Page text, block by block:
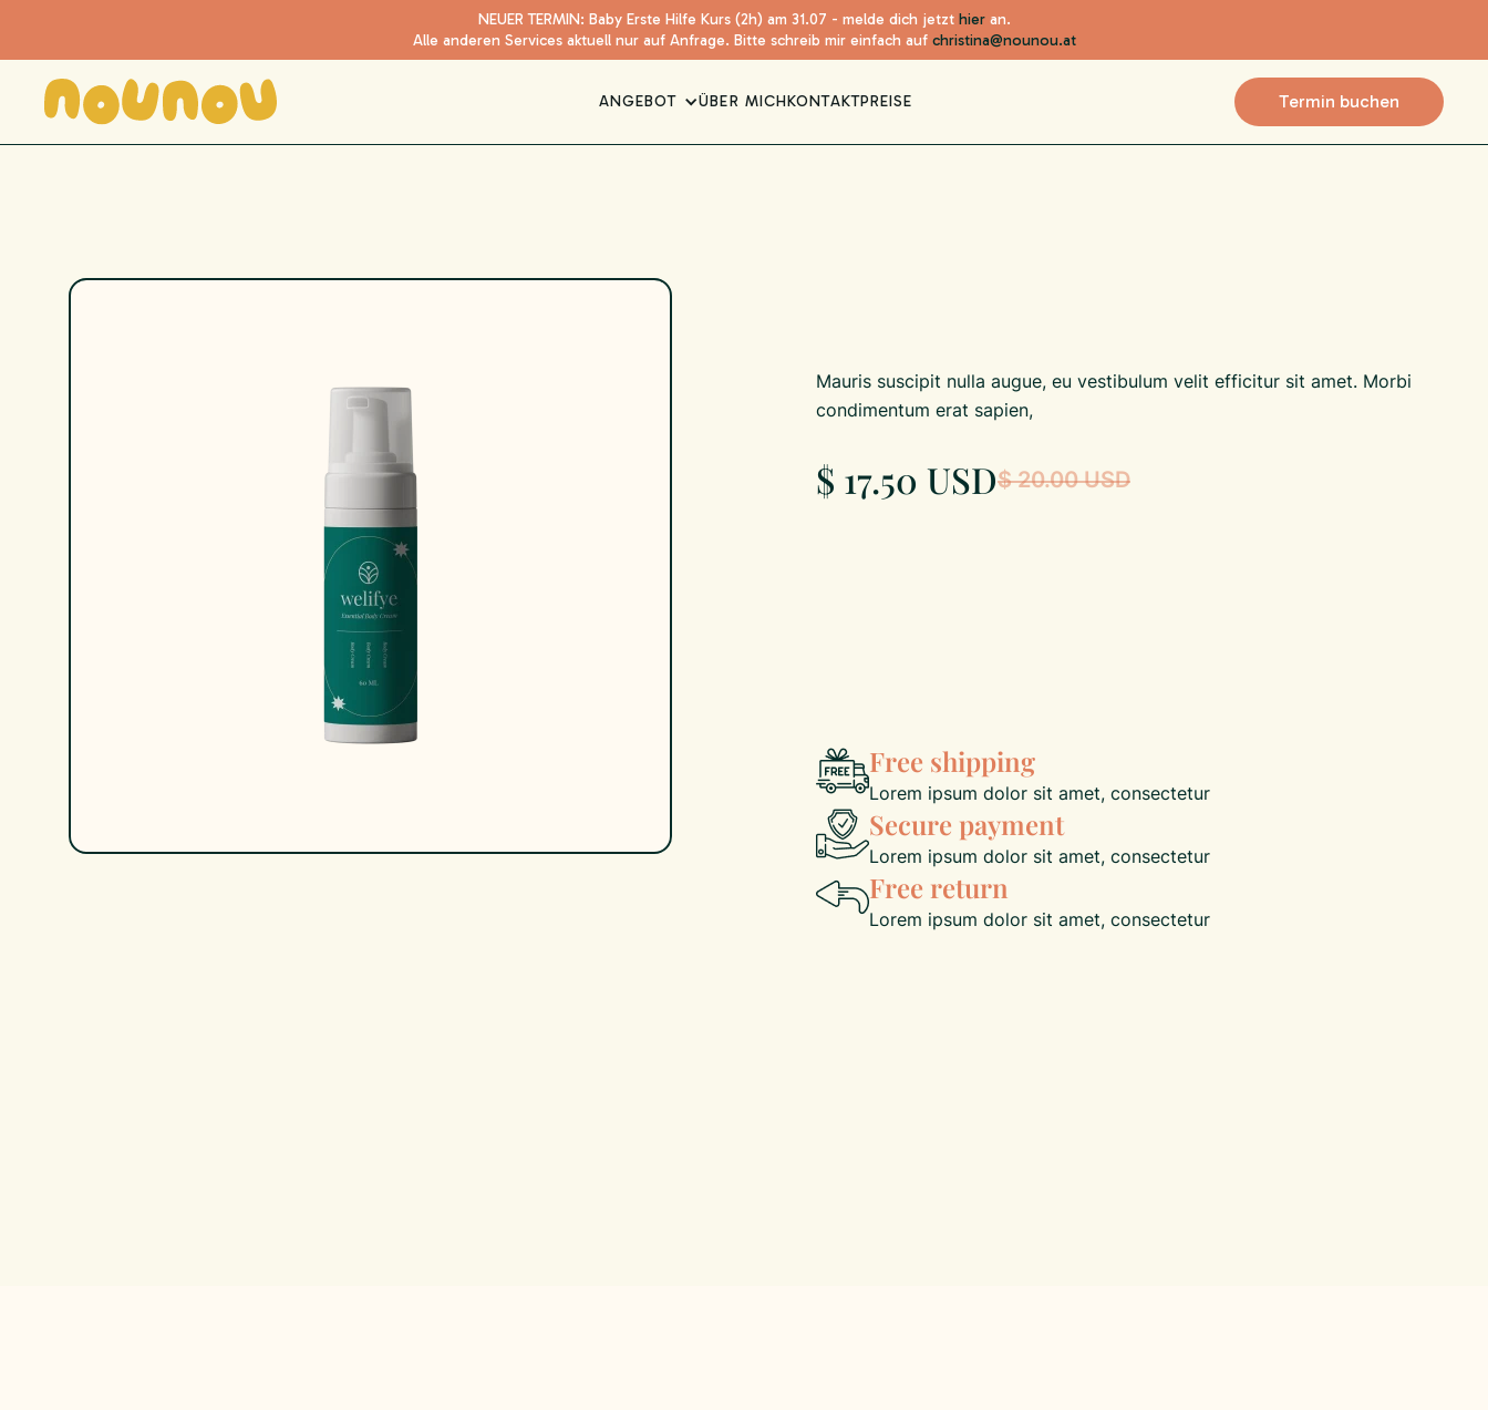
NEUER TERMIN: Baby Erste Hilfe Kurs (2h) am 31.07 - melde dich jetzt hieran.
Alle anderen Services aktuell nur auf Anfrage. Bitte schreib mir einfach auf christina@nounou.at
ANGEBOT ÜBER MICHKONTAKTPREISE Termin buchen
Mauris suscipit nulla augue, eu vestibulum velit efficitur sit amet. Morbi
condimentum erat sapien,
$ 17.50 USD$ 20.00 USD
Free shipping
Lorem ipsum dolor sit amet, consectetur
Secure payment
Lorem ipsum dolor sit amet, consectetur
Free return
Lorem ipsum dolor sit amet, consectetur